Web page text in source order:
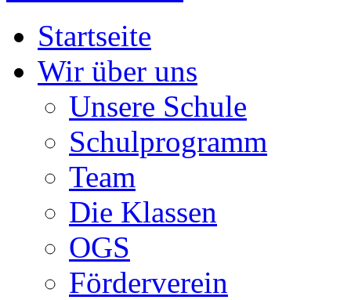
Startseite
Wir über uns
Unsere Schule
Schulprogramm
Team
Die Klassen
OGS
Förderverein